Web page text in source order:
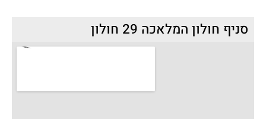
סניף חולון המלאכה 29 חולון